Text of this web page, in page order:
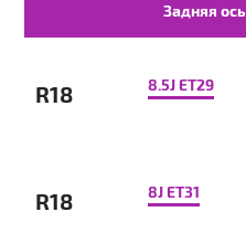
Задняя ось
R18 8.5J ET29
R18 8J ET31